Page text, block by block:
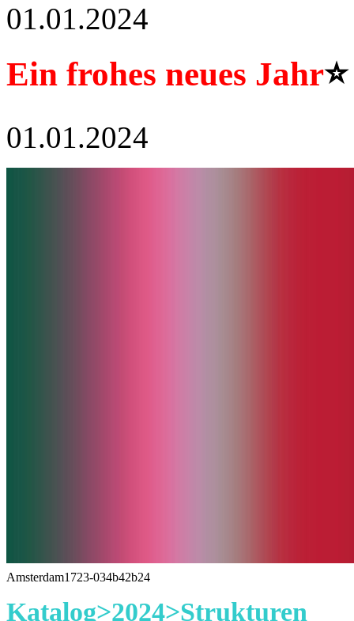
01.01.2024
Ein frohes neues Jahr⭐️
01.01.2024
Amsterdam1723-034b42b24
Katalog>2024>Strukturen